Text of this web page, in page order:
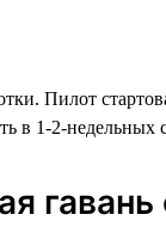
Пилот
в 1-2-недельных